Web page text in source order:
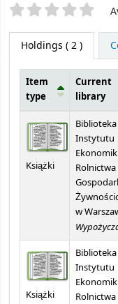
Star ratings
Holdings ( 2 )
Item
type
Current
library
Książki
Biblioteka
Instytutu
Rolnictwa
w
Książki
Biblioteka
Instytutu
Rolnictwa